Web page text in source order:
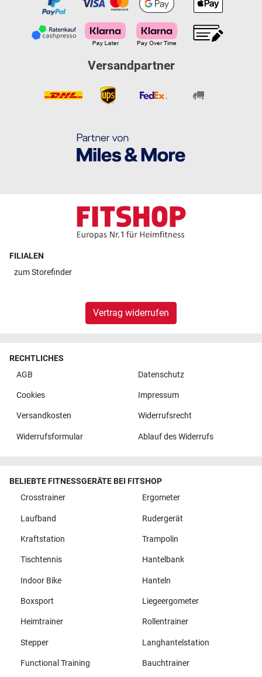
Versandpartner
FILIALEN
zumStorefinder
Vertrag widerrufen
RECHTLICHES
AGB
Datenschutz
Cookies Impressum
Versandkosten Widerrufsrecht
Widerrufsformular Ablauf des Widerrufs
BELIEBTE FITNESSGERÄTE BEI FITSHOP
Crosstrainer
Ergometer
Laufband Rudergerät
Kraftstation Trampolin
Tischtennis Hantelbank
Indoor Bike Hanteln
Boxsport Liegeergometer
Heimtrainer Rollentrainer
Stepper Langhantelstation
Functional Training Bauchtrainer